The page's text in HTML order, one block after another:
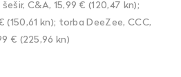
C&A, 15,99 € (120,47 kn);
(150,61 kn); torba DeeZee, CCC,
€ (225,96 kn)